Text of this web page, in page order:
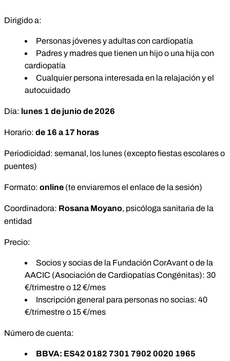
Dirigido a:
Personas jóvenes y adultas con cardiopatía
Padres y madres que tienen un hijo o una hija con
cardiopatía
Cualquier persona interesada en la relajación y el
autocuidado
Día: lunes 1 de junio de 2026
Horario: de 16 a 17 horas
Periodicidad: semanal, los lunes (excepto fiestas escolares o
puentes)
Formato: online (te enviaremos el enlace de la sesión)
Coordinadora: Rosana Moyano, psicóloga sanitaria de la
entidad
Precio:
Socios y socias de la Fundación CorAvant o de la
AACIC (Asociación de Cardiopatías Congénitas): 30
€/trimestre o 12 €/mes
Inscripción general para personas no socias: 40
€/trimestre o 15 €/mes
Número de cuenta:
BBVA: ES42 0182 7301 7902 0020 1965